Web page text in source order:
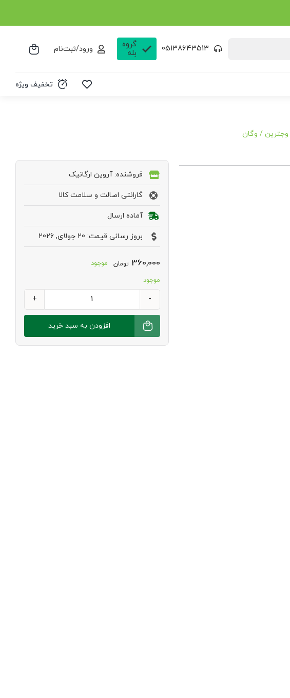
05138643513
گروه
بله
ورود/ثبت‌نام
تخفیف ویژه
وجترین / وگان
فروشنده: آروین ارگانیک
گارانتی اصالت و سلامت کالا
آماده ارسال
بروز رسانی قیمت: 20 جولای, 2026
360,000 تومان
موجود
موجود
سویا
آروین
افزودن به سبد خرید